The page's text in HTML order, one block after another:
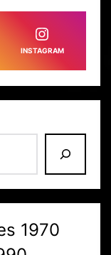
INSTAGRAM
1970